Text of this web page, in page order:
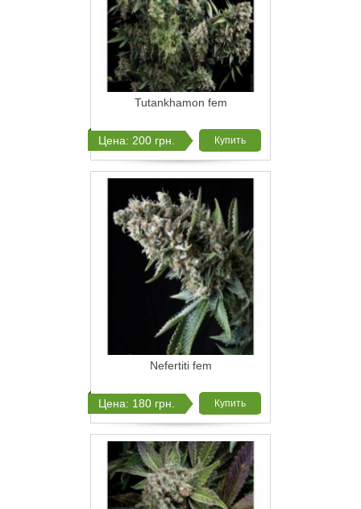
Tutankhamon fem
Цена: 200 грн. Купить
Nefertiti fem
Цена: 180 грн. Купить